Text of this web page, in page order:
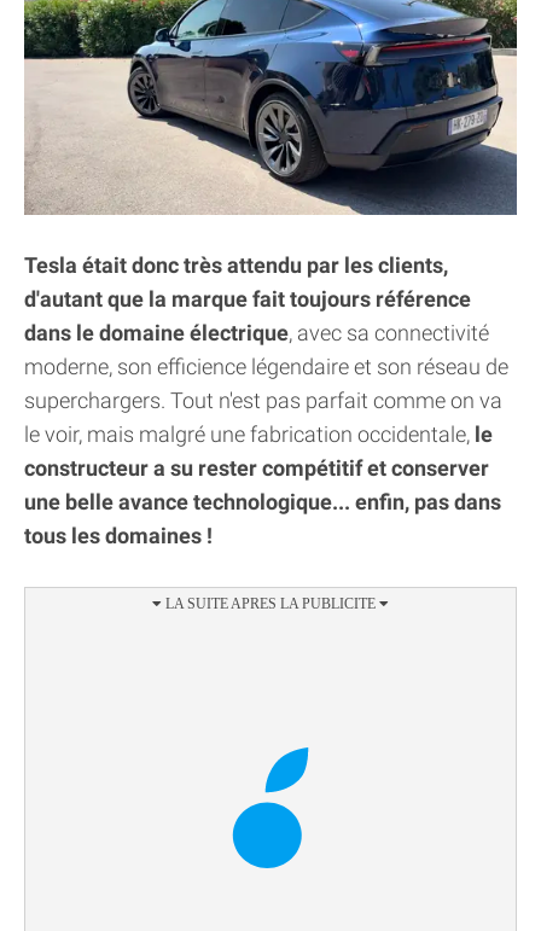
Tesla était donc très attendu par les clients,
d'autant que la marque fait toujours référence
dans le domaine électrique, avec sa connectivité
moderne, son efficience légendaire et son réseau de
superchargers. Tout n'est pas parfait comme on va
le voir, mais malgré une fabrication occidentale, le
constructeur a su rester compétitif et conserver
une belle avance technologique... enfin, pas dans
tous les domaines !